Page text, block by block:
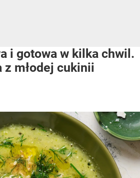
i gotowa w kilka chwil.
z młodej cukinii